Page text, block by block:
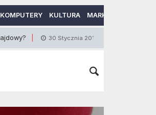
KOMPUTERY KULTURA MARKETING
30 Stycznia 2017 Skuteczne metody na